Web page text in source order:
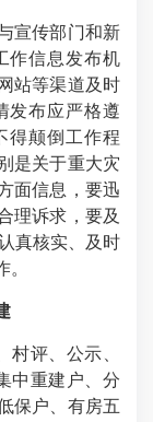
宣传部门和新
作信息发布机
站等渠道及时
发布应严格遵
得颠倒工作程
是关于重大灾
面信息，要迅
理诉求，要及
真核实、及时
评、公示、
中重建户、分
保户、有房五